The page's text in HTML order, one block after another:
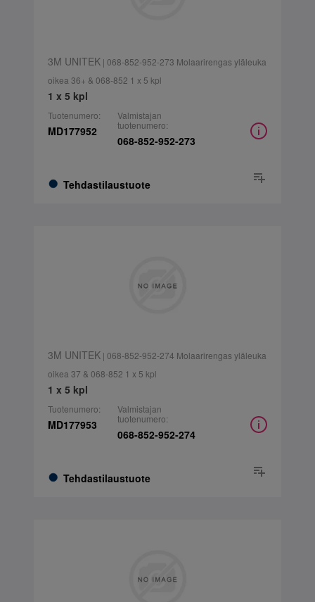
3M UNITEK| 068-852-952-273 Molaarirengas yläleuka
oikea 36+ & 068-852 1 x 5 kpl
1 x 5 kpl
Tuotenumero:
MD177952
Tehdastilaustuote
Valmistajan
tuotenumero:
068-852-952-273
3M UNITEK| 068-852-952-274 Molaarirengas yläleuka
oikea 37 & 068-852 1 x 5 kpl
1 x 5 kpl
Tuotenumero:
MD177953
Tehdastilaustuote
Valmistajan
tuotenumero:
068-852-952-274